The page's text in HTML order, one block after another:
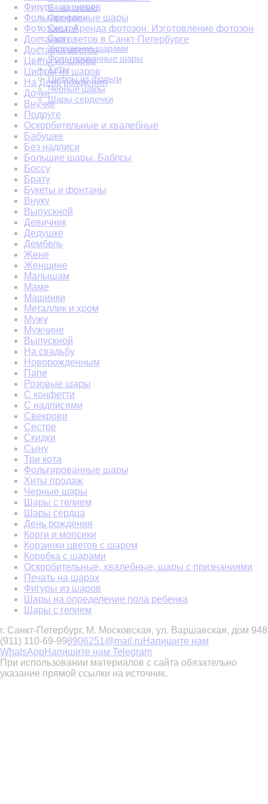
С надписью
Свекрови
Сестре
Сыну
Украшение шарами
Фольгированные шары
Хиты
Цифры из фольги
Черные шары
Шары сердечки
Фигуры из шаров
Фольгированные шары
Фотозоны. Аренда фотозон. Изготовление фотозон
Доставка цветов в Санкт-Петербурге
Доставка цветов
Цветы из шаров
Цифры из шаров
На День рождения
Дочке
Внучке
Подруге
Оскорбительные и хвалебные
Бабушке
Без надписи
Большие шары. Баблсы
Боссу
Брату
Букеты и фонтаны
Внуку
Выпускной
Девичник
Дедушке
Дембель
Жене
Женщине
Малышам
Маме
Машинки
Металлик и хром
Мужу
Мужчине
Выпускной
На свадьбу
Новорожденным
Папе
Розовые шары
С конфетти
С надписями
Свекрови
Сестре
Скидки
Сыну
Три кота
Фольгированные шары
Хиты продаж
Черные шары
Шары с гелием
Шары сердца
День рождения
Корги и мопсики
Корзинки цветов с шаром
Коробка с шарами
Оскорбительные, хвалебные, шары с признаниями
Печать на шарах
Фигуры из шаров
Шары на определение пола ребенка
Шары с гелием
г. Санкт-Петербург, М. Московская, ул. Варшавская, дом 948
(911) 110-69-998906251@mail.ru Напишите нам
WhatsApp Напишите нам Telegram
При использовании материалов с сайта обязательно
указание прямой ссылки на источник.